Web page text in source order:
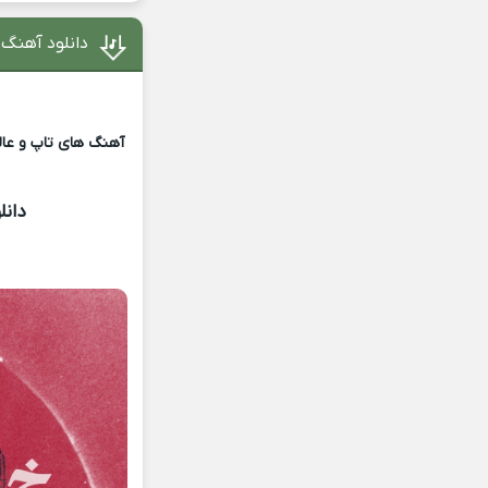
دانلود
آهنگ های تاپ و